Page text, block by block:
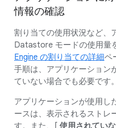
情報の確認
割り当ての使用状況など、
Datastore モードの使用量
Engine の割り当ての詳細ペ
手順は、アプリケーション
ていない場合でも必要です。
アプリケーションが使用
ースは、表示されるストレ
す。また、[ 使用されてい